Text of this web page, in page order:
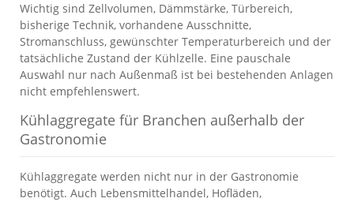
Wichtig sind Zellvolumen, Dämmstärke, Türbereich,
bisherige Technik, vorhandene Ausschnitte,
Stromanschluss, gewünschter Temperaturbereich und der
tatsächliche Zustand der Kühlzelle. Eine pauschale
Auswahl nur nach Außenmaß ist bei bestehenden Anlagen
nicht empfehlenswert.
Kühlaggregate für Branchen außerhalb der
Gastronomie
Kühlaggregate werden nicht nur in der Gastronomie
benötigt. Auch Lebensmittelhandel, Hofläden,